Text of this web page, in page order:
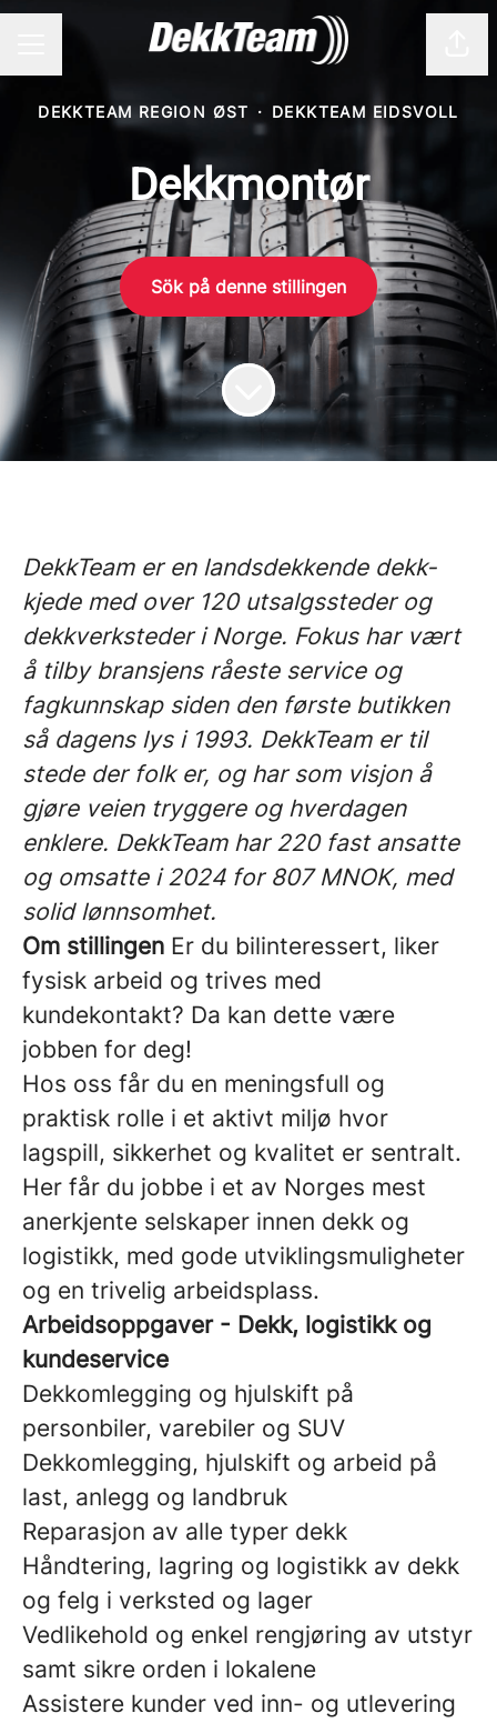
DEKKTEAM REGION ØST · DEKKTEAM EIDSVOLL
Dekkmontør
Sök på denne stillingen
DekkTeam er en landsdekkende dekk-
kjede med over 120 utsalgssteder og
dekkverksteder i Norge. Fokus har vært
å tilby bransjens råeste service og
fagkunnskap siden den første butikken
så dagens lys i 1993. DekkTeam er til
stede der folk er, og har som visjon å
gjøre veien tryggere og hverdagen
enklere. DekkTeam har 220 fast ansatte
og omsatte i 2024 for 807 MNOK, med
solid lønnsomhet.
Om stillingen Er du bilinteressert, liker
fysisk arbeid og trives med
kundekontakt? Da kan dette være
jobben for deg!
Hos oss får du en meningsfull og
praktisk rolle i et aktivt miljø hvor
lagspill, sikkerhet og kvalitet er sentralt.
Her får du jobbe i et av Norges mest
anerkjente selskaper innen dekk og
logistikk, med gode utviklingsmuligheter
og en trivelig arbeidsplass.
Arbeidsoppgaver - Dekk, logistikk og
kundeservice
Dekkomlegging og hjulskift på
personbiler, varebiler og SUV
Dekkomlegging, hjulskift og arbeid på
last, anlegg og landbruk
Reparasjon av alle typer dekk
Håndtering, lagring og logistikk av dekk
og felg i verksted og lager
Vedlikehold og enkel rengjøring av utstyr
samt sikre orden i lokalene
Assistere kunder ved inn- og utlevering